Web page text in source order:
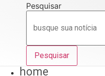
Pesquisar
Pesquisar
home